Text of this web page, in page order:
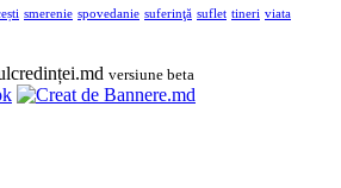
smerenie spovedanie suferinţă suflet tineri viata
versiune beta